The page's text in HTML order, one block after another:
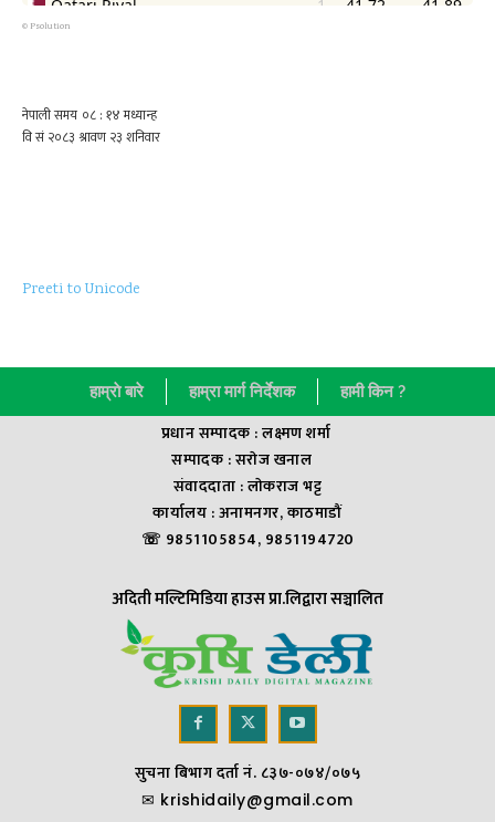
© Psolution
Preeti to Unicode
हाम्राे बारे हाम्रा मार्ग निर्देशक हामी किन ?
प्रधान सम्पादक : लक्ष्मण शर्मा
सम्पादक : सराेज खनाल
संवाददाता : लाेकराज भट्ट
कार्यालय : अनामनगर, काठमाडौं
☏ 9851105854, 9851194720
अदिती मल्टिमिडिया हाउस प्रा.लिद्वारा सञ्चालित
सुचना बिभाग दर्ता नं. ८३७-०७४/०७५
✉ krishidaily@gmail.com